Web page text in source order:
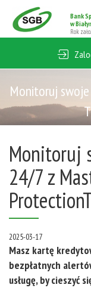
Bank
w
Rok
Monitoruj
Monitoruj
24/7 z
2025-03-17
Masz kartę
bezpłatnych
usługę, by cieszyć